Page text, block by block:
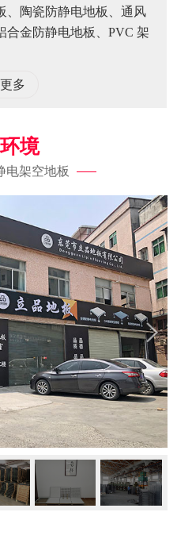
、陶瓷防静电地板、通风
合金防静电地板、PVC 架
多
境
电架空地板